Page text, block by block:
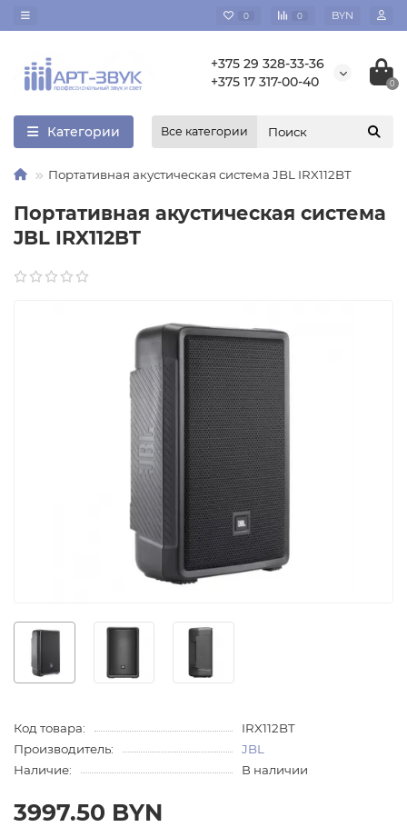
0 0 BYN
+375 29 328-33-36
+375 17 317-00-40
0
Категории Все категории
Портативная акустическая система JBL IRX112BT
Портативная акустическая система
JBL IRX112BT
Код товара:
IRX112BT
Производитель:
JBL
Наличие:
В наличии
3997.50 BYN